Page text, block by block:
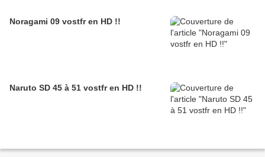
Noragami 09 vostfr en HD !!
Naruto SD 45 à 51 vostfr en HD !!